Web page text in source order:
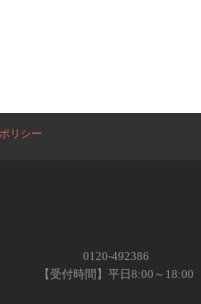
リシー
0120-492386
【受付時間】平日8:00～18:00